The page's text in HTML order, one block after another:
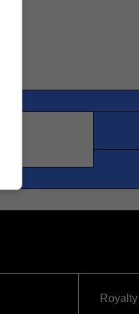
Royalty